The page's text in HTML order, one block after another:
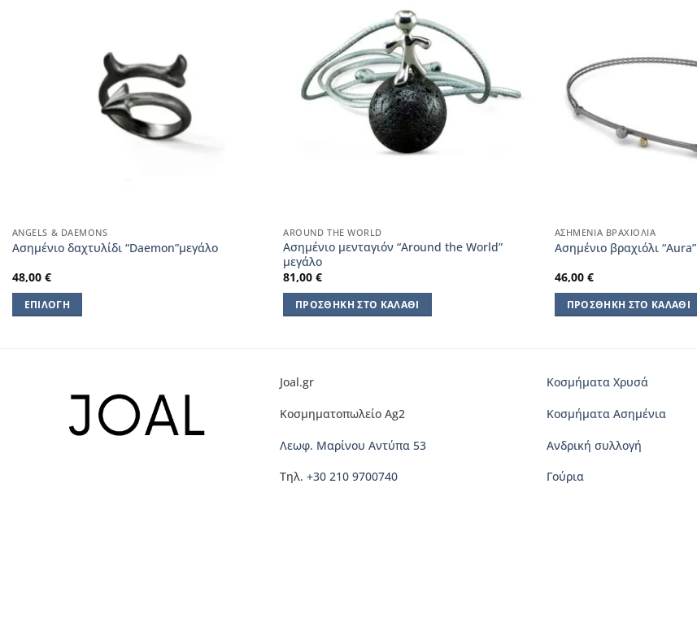
ANGELS & DAEMONS
Ασημένιο δαχτυλίδι “Daemon”μεγάλο
48,00 €
ΕΠΙΛΟΓΉ
AROUND THE WORLD
Ασημένιο μενταγιόν “Around the World”
μεγάλο
81,00€
ΠΡΟΣΘΉΚΗ ΣΤΟ ΚΑΛΆΘΙ
ΑΣΗΜΈΝΙΑ ΒΡΑΧΙΌΛΙΑ
Aσημένιο βραχιόλι “Aura”
46,00 €
ΠΡΟΣΘΉΚΗ ΣΤΟ ΚΑΛΆΘΙ
Joal.gr
Κοσμηματοπωλείο Ag2
Λεωφ. Μαρίνου Αντύπα 53
Τηλ. +30 210 9700740
Κοσμήματα Χρυσά
Κοσμήματα Ασημένια
Ανδρική συλλογή
Γούρια